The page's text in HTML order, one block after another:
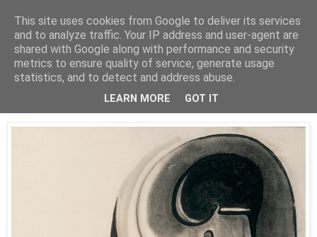
Está de pinga
20/4/21
Georgia O’Keeffe en el Thyssen
This site uses cookies from Google to deliver its services
and to analyze traffic. Your IP address and user-agent are
shared with Google along with performance and security
metrics to ensure quality of service, generate usage
statistics, and to detect and address abuse.
LEARN MORE GOT IT